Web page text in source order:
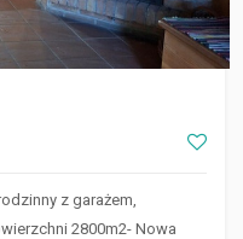
z garażem,
2800m2- Nowa